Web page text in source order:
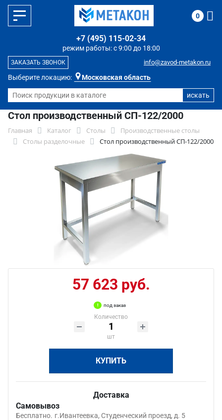
Выберите локацию: Московская область
режим работы: с 9:00 до 18:00
+7 (495) 115-02-34
info@zavod-metakon.ru
ЗАКАЗАТЬ ЗВОНОК
0
Стол производственный СП-122/2000
Главная Каталог Столы
Производственные столы
Столы разделочные
Стол производственный СП-122/2000
57 623 руб.
под заказ
Количество
шт
КУПИТЬ
Доставка
Самовывоз
Бесплатно. г.Ивантеевка, Студенческий проезд, д. 5